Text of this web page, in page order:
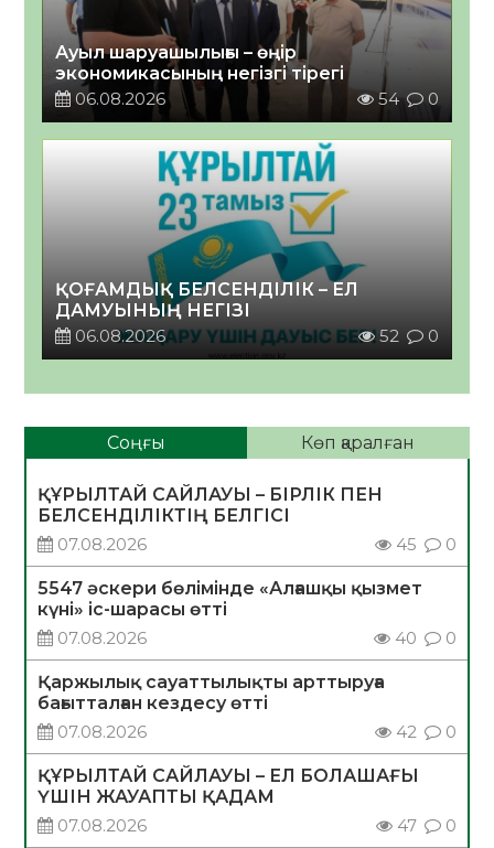
Ауыл шаруашылығы – өңір
экономикасының негізгі тірегі
06.08.2026
54 0
ҚОҒАМДЫҚ БЕЛСЕНДІЛІК – ЕЛ
ДАМУЫНЫҢ НЕГІЗІ
06.08.2026
52 0
Соңғы Көп қаралған
ҚҰРЫЛТАЙ САЙЛАУЫ – БІРЛІК ПЕН
БЕЛСЕНДІЛІКТІҢ БЕЛГІСІ
07.08.2026
45 0
5547 әскери бөлімінде «Алғашқы қызмет
күні» іс-шарасы өтті
07.08.2026
40 0
Қаржылық сауаттылықты арттыруға
бағытталған кездесу өтті
07.08.2026
42 0
ҚҰРЫЛТАЙ САЙЛАУЫ – ЕЛ БОЛАШАҒЫ
ҮШІН ЖАУАПТЫ ҚАДАМ
07.08.2026
47 0